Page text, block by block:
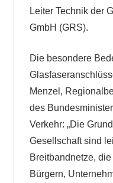
Leiter Technik der
GmbH (GRS).
Die besondere
Menzel,
des
Verkehr: „Die
Gesellschaft sind
Breitbandnetze,
Bürgern,